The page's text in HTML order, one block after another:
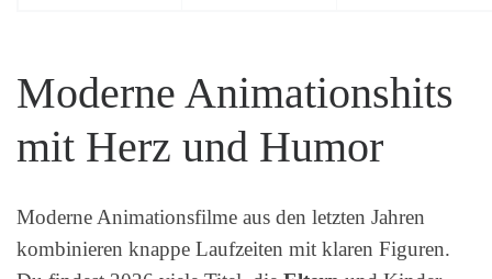
Moderne Animationshits
mit Herz und Humor
Moderne Animationsfilme aus den letzten Jahren
kombinieren knappe Laufzeiten mit klaren Figuren.